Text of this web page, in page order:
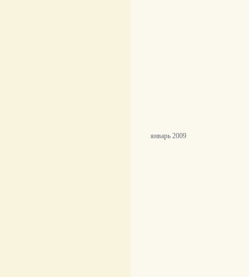
январь 2009